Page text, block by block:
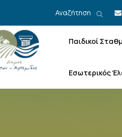
Αναζήτηση
Παιδικοί
Εσωτερικός